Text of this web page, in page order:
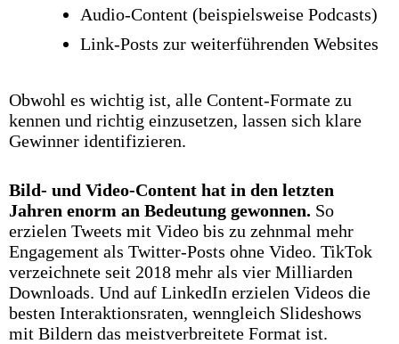
Audio-Content (beispielsweise Podcasts)
Link-Posts zur weiterführenden Websites
Obwohl es wichtig ist, alle Content-Formate zu
kennen und richtig einzusetzen, lassen sich klare
Gewinner identifizieren.
Bild- und Video-Content hat in den letzten
Jahren enorm an Bedeutung gewonnen. So
erzielen Tweets mit Video bis zu zehnmal mehr
Engagement als Twitter-Posts ohne Video. TikTok
verzeichnete seit 2018 mehr als vier Milliarden
Downloads. Und auf LinkedIn erzielen Videos die
besten Interaktionsraten, wenngleich Slideshows
mit Bildern das meistverbreitete Format ist.